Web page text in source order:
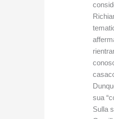
sua
Sulla